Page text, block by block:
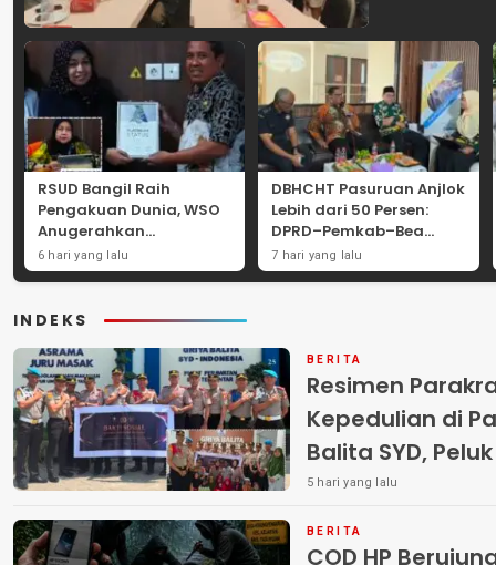
RSUD Bangil Raih
Pengakuan Dunia, WSO
Anugerahkan
Penghargaan
Internasional untuk
6 hari yang lalu
DBHCHT Pasuruan Anjlok
Lebih dari 50 Persen:
DPRD–Pemkab–Bea
Cukai Perkuat Perang
Melawan Peredaran
7 hari yang lalu
INDEKS
BERITA
Resimen
Kepedulian di
Balita SYD,
Terlantar
5 hari yang lalu
BERITA
COD HP